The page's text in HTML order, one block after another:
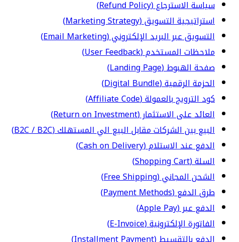
سياسة الاسترجاع (Refund Policy)
استراتيجية التسويق (Marketing Strategy)
التسويق عبر البريد الإلكتروني (Email Marketing)
ملاحظات المستخدم (User Feedback)
صفحة الهبوط (Landing Page)
الحزمة الرقمية (Digital Bundle)
كود الترويج بالعمولة (Affiliate Code)
العائد على الاستثمار (Return on Investment)
البيع بين الشركات مقابل البيع الي المستهلك (B2C / B2C)
الدفع عند الاستلام (Cash on Delivery)
السلة (Shopping Cart)
الشحن المجاني (Free Shipping)
طرق الدفع (Payment Methods)
الدفع عبر (Apple Pay)
الفاتورة الإلكترونية (E-Invoice)